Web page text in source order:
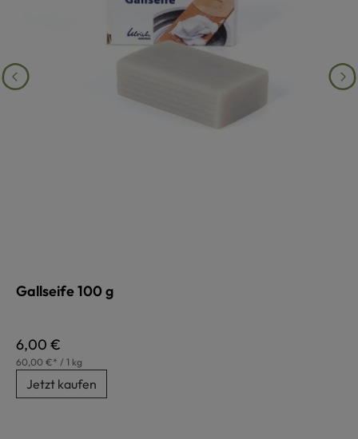
Gallseife 100 g
Regulärer Preis:
6,00 €
60,00 €* / 1 kg
Jetzt kaufen